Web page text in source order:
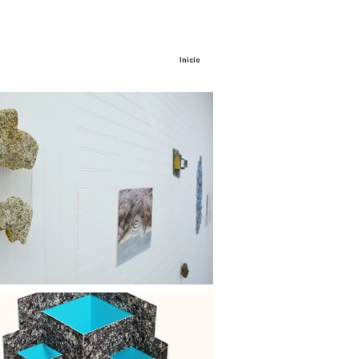
Inicio